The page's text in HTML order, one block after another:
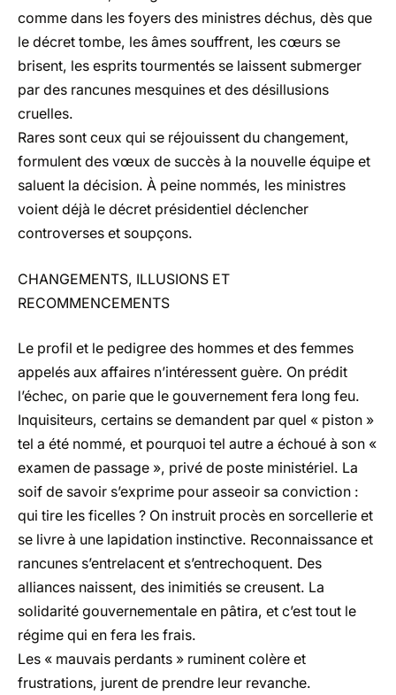
comme dans les foyers des ministres déchus, dès que
le décret tombe, les âmes souffrent, les cœurs se
brisent, les esprits tourmentés se laissent submerger
par des rancunes mesquines et des désillusions
cruelles.
Rares sont ceux qui se réjouissent du changement,
formulent des vœux de succès à la nouvelle équipe et
saluent la décision. À peine nommés, les ministres
voient déjà le décret présidentiel déclencher
controverses et soupçons.
CHANGEMENTS, ILLUSIONS ET
RECOMMENCEMENTS
Le profil et le pedigree des hommes et des femmes
appelés aux affaires n’intéressent guère. On prédit
l’échec, on parie que le gouvernement fera long feu.
Inquisiteurs, certains se demandent par quel « piston »
tel a été nommé, et pourquoi tel autre a échoué à son «
examen de passage », privé de poste ministériel. La
soif de savoir s’exprime pour asseoir sa conviction :
qui tire les ficelles ? On instruit procès en sorcellerie et
se livre à une lapidation instinctive. Reconnaissance et
rancunes s’entrelacent et s’entrechoquent. Des
alliances naissent, des inimitiés se creusent. La
solidarité gouvernementale en pâtira, et c’est tout le
régime qui en fera les frais.
Les « mauvais perdants » ruminent colère et
frustrations, jurent de prendre leur revanche.